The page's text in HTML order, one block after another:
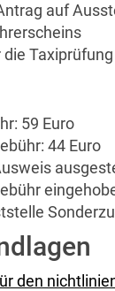
auf
Taxiprüfung
59 Euro
44 Euro
den